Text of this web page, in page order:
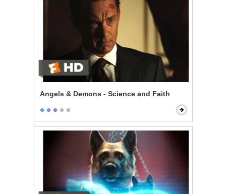
Angels & Demons - Science and Faith